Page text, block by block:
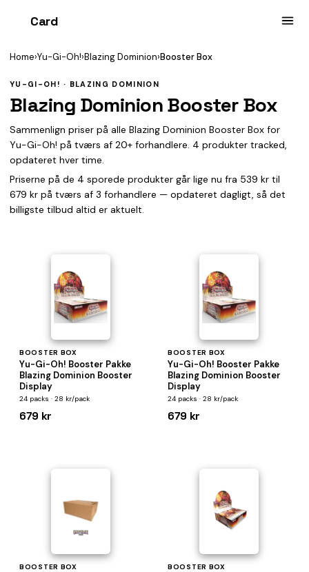
Card
Home›Yu-Gi-Oh!›Blazing Dominion›Booster Box
YU-GI-OH! · BLAZING DOMINION
Blazing Dominion Booster Box
Sammenlign priser på alle Blazing Dominion Booster Box for
Yu-Gi-Oh! på tværs af 20+ forhandlere. 4 produkter tracked,
opdateret hver time.
Priserne på de 4 sporede produkter går lige nu fra 539 kr til
679 kr på tværs af 3 forhandlere — opdateret dagligt, så det
billigste tilbud altid er aktuelt.
BOOSTER BOX
Yu-Gi-Oh! Booster Pakke
Blazing Dominion Booster
Display
24 packs · 28 kr/pack
679 kr
BOOSTER BOX
Yu-Gi-Oh! Booster Pakke
Blazing Dominion Booster
Display
24 packs · 28 kr/pack
679 kr
BOOSTER BOX BOOSTER BOX